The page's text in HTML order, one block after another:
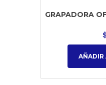
GRAPADORA
AÑADIR